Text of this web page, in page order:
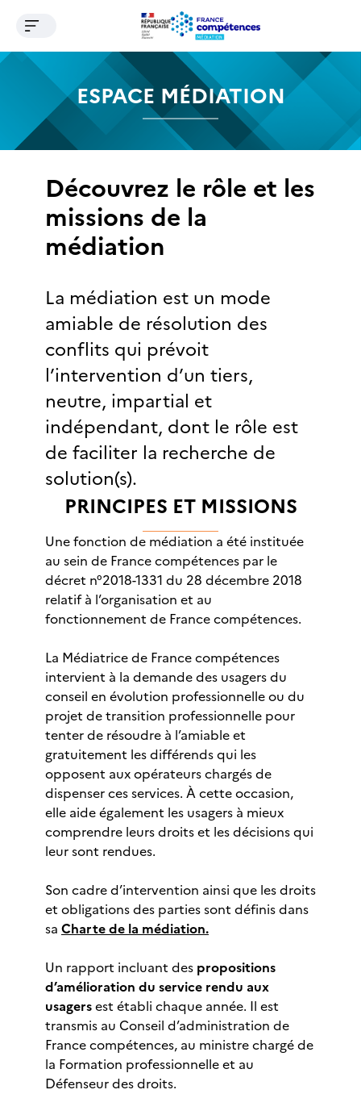
Contenu Recherche Menu Pied de page
Ouvrir le menu de navigation
ESPACE MÉDIATION
Découvrez le rôle et les
missions de la
médiation
La médiation est un mode
amiable de résolution des
conflits qui prévoit
l’intervention d’un tiers,
neutre, impartial et
indépendant, dont le rôle est
de faciliter la recherche de
solution(s).
PRINCIPES ET MISSIONS
Une fonction de médiation a été instituée
au sein de France compétences par le
décret n°2018-1331 du 28 décembre 2018
relatif à l’organisation et au
fonctionnement de France compétences.
La Médiatrice de France compétences
intervient à la demande des usagers du
conseil en évolution professionnelle ou du
projet de transition professionnelle pour
tenter de résoudre à l’amiable et
gratuitement les différends qui les
opposent aux opérateurs chargés de
dispenser ces services. À cette occasion,
elle aide également les usagers à mieux
comprendre leurs droits et les décisions qui
leur sont rendues.
Son cadre d’intervention ainsi que les droits
et obligations des parties sont définis dans
sa Charte de la médiation.
Un rapport incluant des propositions
d’amélioration du service rendu aux
usagersest établi chaque année. Il est
transmis au Conseil d’administration de
France compétences, au ministre chargé de
la Formation professionnelle et au
Défenseur des droits.